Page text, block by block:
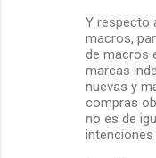
Y respecto
macros,
de macros
marcas
nuevas y
compras
no es de